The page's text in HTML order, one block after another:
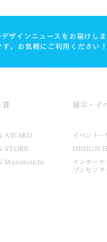
ザインニュースをお届けし
す。お気軽にご利用ください
賞
AWARD
STORE
Marunouchi
展示・イ
イベント一
DESIGN
インター
ゾンセンタ